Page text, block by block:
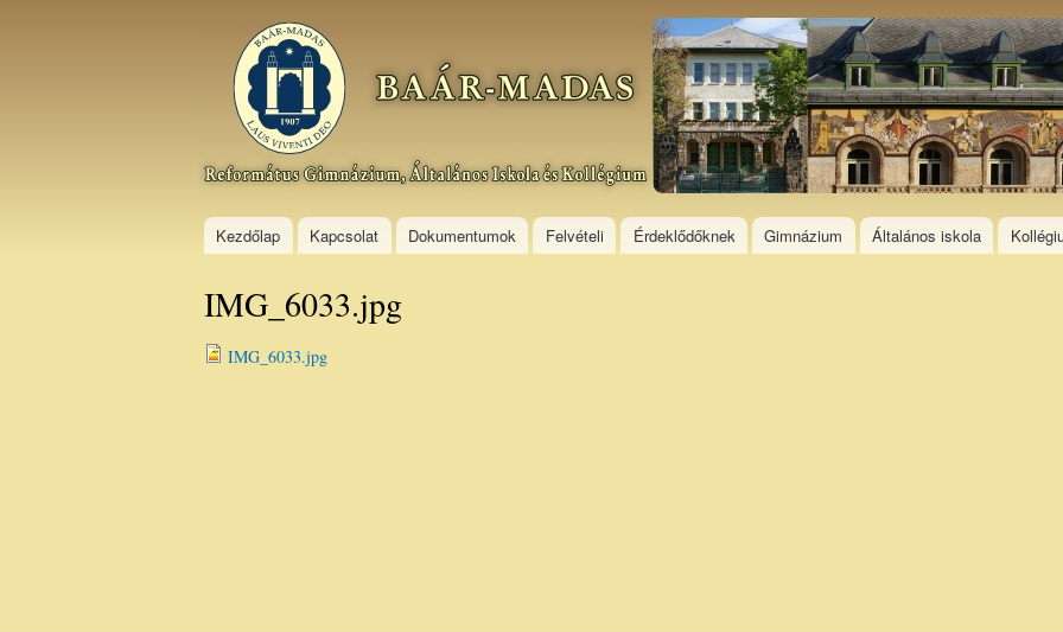
Skip to
main
content
Baár–
Madas
Református
Gimnázium,
Általános
Kollégium
Kezdőlap Kapcsolat Dokumentumok Felvételi Érdeklődőknek Gimnázium Általános iskola
IMG_6033.jpg
IMG_6033.jpg